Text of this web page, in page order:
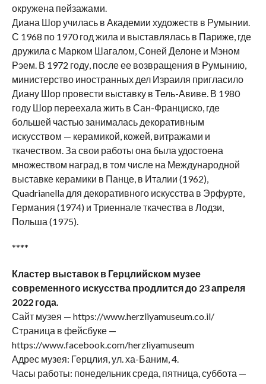
окружена пейзажами.
Диана Шор училась в Академии художеств в Румынии.
С 1968 по 1970 год жила и выставлялась в Париже, где
дружила с Марком Шагалом, Соней Делоне и Мэном
Рэем. В 1972 году, после ее возвращения в Румынию,
министерство иностранных дел Израиля пригласило
Диану Шор провести выставку в Тель-Авиве. В 1980
году Шор переехала жить в Сан-Франциско, где
большей частью занималась декоративным
искусством — керамикой, кожей, витражами и
ткачеством. За свои работы она была удостоена
множеством наград, в том числе на Международной
выставке керамики в Панце, в Италии (1962),
Quadrianella для декоративного искусства в Эрфурте,
Германия (1974) и Триеннале ткачества в Лодзи,
Польша (1975).
****
Кластер выставок в Герцлийском музее
современного искусства продлится до 23 апреля
2022 года.
Сайт музея — https://www.herzliyamuseum.co.il/
Страница в фейсбуке —
https://www.facebook.com/herzliyamuseum
Адрес музея: Герцлия, ул. ха-Баним, 4.
Часы работы: понедельник среда, пятница, суббота —